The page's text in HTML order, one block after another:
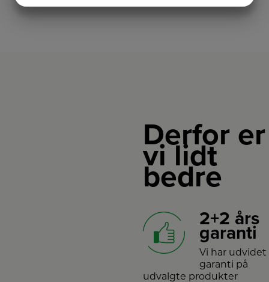
Derfor er
vi lidt
bedre
2+2 års
garanti
Vi har udvidet
garanti på
udvalgte produkter